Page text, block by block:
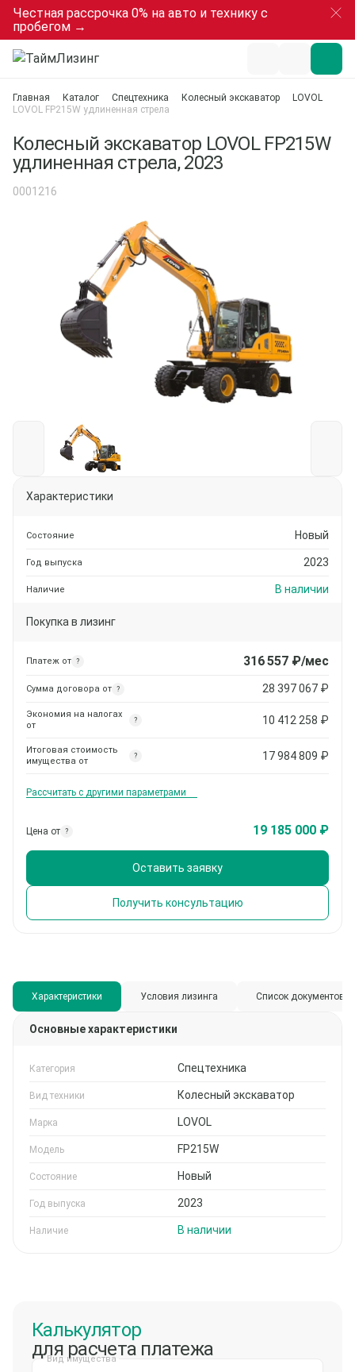
Честная рассрочка 0% на авто и технику с
пробегом →
Главная Каталог Спецтехника Колесный экскаватор
LOVOL
LOVOL FP215W удлиненная стрела
Колесный экскаватор LOVOL FP215W
удлиненная стрела, 2023
0001216
Характеристики
Состояние Новый
Год выпуска 2023
Наличие В наличии
Покупка в лизинг
Платеж от ? 316 557₽/мес
Сумма договора от ? 28 397 067 ₽
Экономия на налогах
от
? 10 412 258 ₽
Итоговая стоимость
имущества от
? 17 984 809 ₽
Рассчитать с другими параметрами
Цена от ? 19 185 000 ₽
Оставить заявку
Получить консультацию
Характеристики Условия лизинга Список документов
Основные характеристики
Категория Спецтехника
Вид техники Колесный экскаватор
Марка LOVOL
Модель FP215W
Состояние Новый
Год выпуска 2023
Наличие В наличии
Калькулятор
для расчета платежа
Вид имущества